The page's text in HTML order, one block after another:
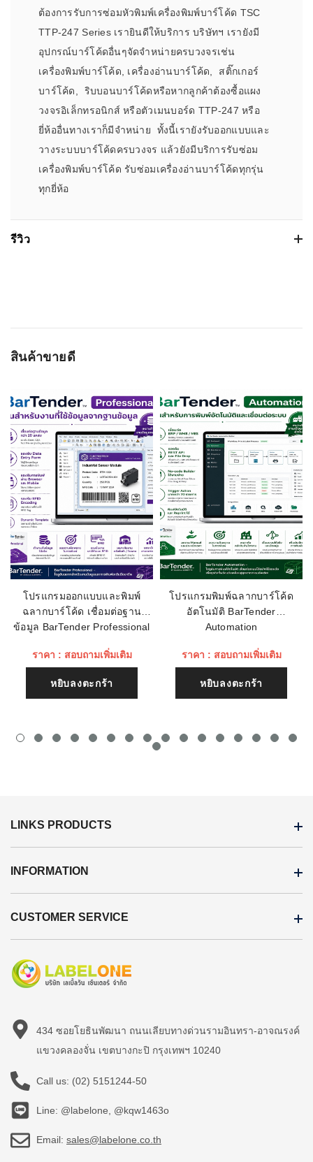
ต้องการรับการซ่อมหัวพิมพ์เครื่องพิมพ์บาร์โค้ด TSC
TTP-247 Series เรายินดีให้บริการ บริษัทฯ เรายังมี
อุปกรณ์บาร์โค้ดอื่นๆจัดจำหน่ายครบวงจรเช่น
เครื่องพิมพ์บาร์โค้ด, เครื่องอ่านบาร์โค้ด, สติ๊กเกอร์
บาร์โค้ด, ริบบอนบาร์โค้ดหรือหากลูกค้าต้องซื้อแผง
วงจรอิเล็กทรอนิกส์ หรือตัวเมนบอร์ด TTP-247 หรือ
ยี่ห้ออื่นทางเราก็มีจำหน่าย ทั้งนี้เรายังรับออกแบบและ
วางระบบบาร์โค้ดครบวงจร แล้วยังมีบริการรับซ่อม
เครื่องพิมพ์บาร์โค้ด รับซ่อมเครื่องอ่านบาร์โค้ดทุกรุ่น
ทุกยี่ห้อ
รีวิว
WRITE A REVIEW
อีเมลล์
เรทติ่ง
ชื่อหัวข้อรีวิว
เนื้อหา (1500)
สินค้าขายดี
โปรแกรมออกแบบและพิมพ์
ฉลากบาร์โค้ด เชื่อมต่อฐาน
ข้อมูล BarTender Professional
ราคา : สอบถามเพิ่มเติม
หยิบลงตะกร้า
โปรแกรมพิมพ์ฉลากบาร์โค้ด
อัตโนมัติ BarTender
Automation
ราคา : สอบถามเพิ่มเติม
หยิบลงตะกร้า
LINKS PRODUCTS
INFORMATION
CUSTOMER SERVICE
434 ซอยโยธินพัฒนา ถนนเลียบทางด่วนรามอินทรา-อาจณรงค์
แขวงคลองจั่น เขตบางกะปิ กรุงเทพฯ 10240
Call us: (02) 5151244-50
Line: @labelone, @kqw1463o
Email: sales@labelone.co.th